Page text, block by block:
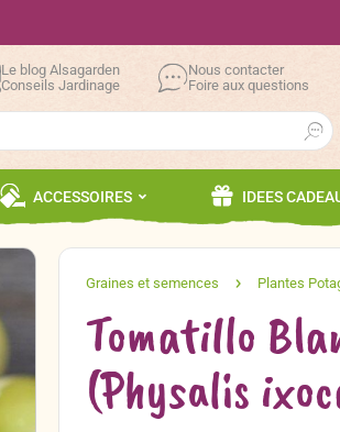
Le blog Alsagarden
Conseils Jardinage
Nous contacter
Foire aux questions
ACCESSOIRES IDEES
Tomatillo
(Physalis